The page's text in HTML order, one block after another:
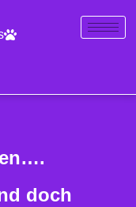
doch